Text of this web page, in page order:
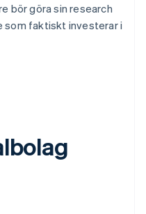
bör göra sin research
som faktiskt investerar i